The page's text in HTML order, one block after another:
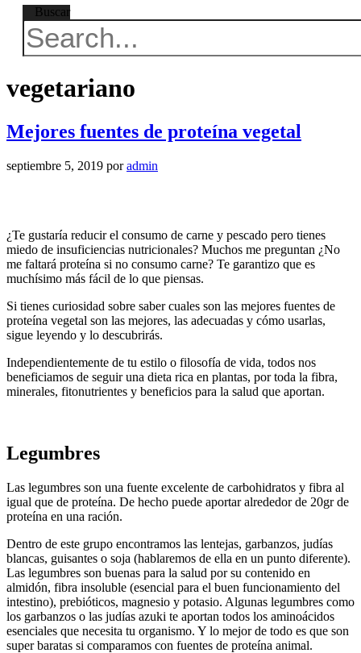
Buscar
vegetariano
Mejores fuentes de proteína vegetal
septiembre 5, 2019 poradmin
¿Te gustaría reducir el consumo de carne y pescado pero tienes
miedo de insuficiencias nutricionales? Muchos me preguntan ¿No
me faltará proteína si no consumo carne? Te garantizo que es
muchísimo más fácil de lo que piensas.
Si tienes curiosidad sobre saber cuales son las mejores fuentes de
proteína vegetal son las mejores, las adecuadas y cómo usarlas,
sigue leyendo y lo descubrirás.
Independientemente de tu estilo o filosofía de vida, todos nos
beneficiamos de seguir una dieta rica en plantas, por toda la fibra,
minerales, fitonutrientes y beneficios para la salud que aportan.
Legumbres
Las legumbres son una fuente excelente de carbohidratos y fibra al
igual que de proteína. De hecho puede aportar alrededor de 20gr de
proteína en una ración.
Dentro de este grupo encontramos las lentejas, garbanzos, judías
blancas, guisantes o soja (hablaremos de ella en un punto diferente).
Las legumbres son buenas para la salud por su contenido en
almidón, fibra insoluble (esencial para el buen funcionamiento del
intestino), prebióticos, magnesio y potasio. Algunas legumbres como
los garbanzos o las judías azuki te aportan todos los aminoácidos
esenciales que necesita tu organismo. Y lo mejor de todo es que son
super baratas si comparamos con fuentes de proteína animal.